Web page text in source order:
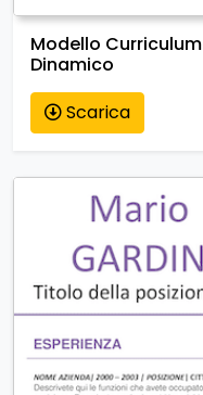
Modello Curriculum
Dinamico
Scarica